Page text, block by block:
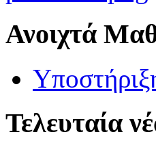
Ανοιχτά
Τελευταία